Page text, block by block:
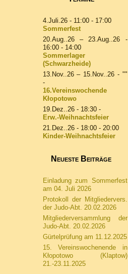
4.Juli.26- 11:00 - 17:00
Sommerfest
20.Aug..26
– 23.Aug..26 -
16:00 - 14:00
Sommerlager
(Schwarzheide)
13.Nov..26 – 15.Nov..26 - ""
-
16.Vereinswochende
Kłopotowo
19.Dez..26- 18:30 -
Erw.-Weihnachtsfeier
21.Dez..26- 18:00 - 20:00
Kinder-Weihnachtsfeier
Neueste Beiträge
Einladung zum Sommerfest
am 04. Juli 2026
Protokoll der Mitgliedervers.
der Judo-Abt. 20.02.2026
Mitgliederversammlung der
Judo-Abt. 20.02.2026
Gürtelprüfung am 11.12.2025
15. Vereinswochenende in
Kłopotowo (Klaptow)
21.-23.11.2025